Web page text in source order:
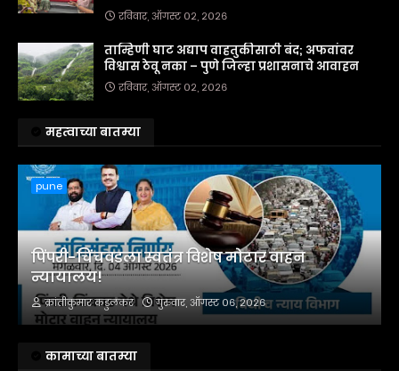
रविवार, ऑगस्ट ०२, २०२६
ताम्हिणी घाट अद्याप वाहतुकीसाठी बंद; अफवांवर
विश्वास ठेवू नका – पुणे जिल्हा प्रशासनाचे आवाहन
रविवार, ऑगस्ट ०२, २०२६
महत्वाच्या बातम्या
pune
पिंपरी-चिंचवडला स्वतंत्र विशेष मोटार वाहन
न्यायालय!
क्रांतीकुमार कडुलकर गुरुवार, ऑगस्ट ०६, २०२६
कामाच्या बातम्या